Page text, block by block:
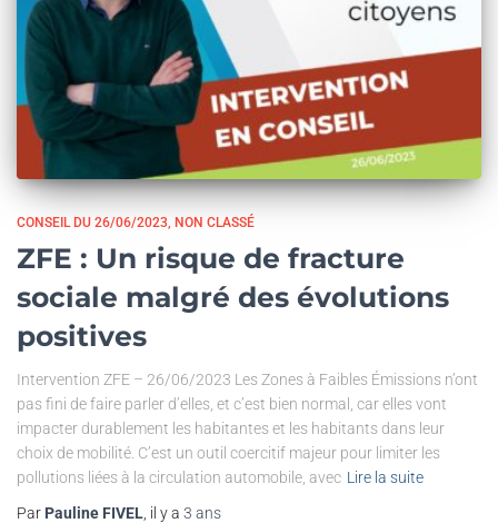
CONSEIL DU 26/06/2023 NON CLASSÉ
ZFE : Un risque de fracture
sociale malgré des évolutions
positives
Intervention ZFE – 26/06/2023 Les Zones à Faibles Émissions n’ont
pas fini de faire parler d’elles, et c’est bien normal, car elles vont
impacter durablement les habitantes et les habitants dans leur
choix de mobilité. C’est un outil coercitif majeur pour limiter les
pollutions liées à la circulation automobile, avec Lire la suite
Par Pauline FIVEL , il y a 3 ans